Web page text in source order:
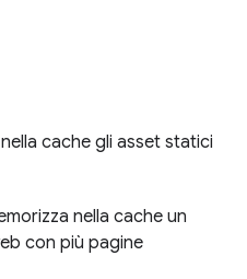
cache gli asset statici
nella cache un
con più pagine